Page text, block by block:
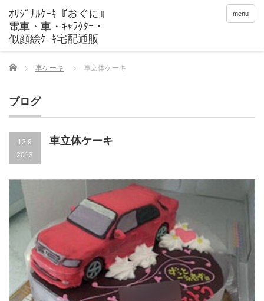
menu
Home 車ケーキ 車立体ケーキ
ブログ
12.9
2013
車立体ケーキ